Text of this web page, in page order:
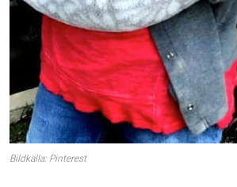
Bildkälla: Pinterest